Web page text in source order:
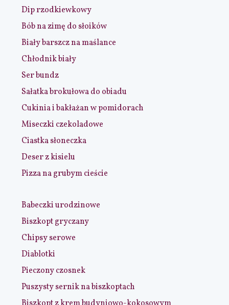
Dip rzodkiewkowy
Bób na zimę do słoików
Biały barszcz na maślance
Chłodnik biały
Ser bundz
Sałatka brokułowa do obiadu
Cukinia i bakłażan w pomidorach
Miseczki czekoladowe
Ciastka słoneczka
Deser z kisielu
Pizza na grubym cieście
Babeczki urodzinowe
Biszkopt gryczany
Chipsy serowe
Diablotki
Pieczony czosnek
Puszysty sernik na biszkoptach